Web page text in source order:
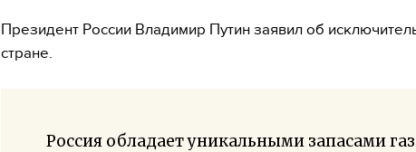
Президент России Владимир Путин заявил об
стране.
Россия обладает уникальными запасами